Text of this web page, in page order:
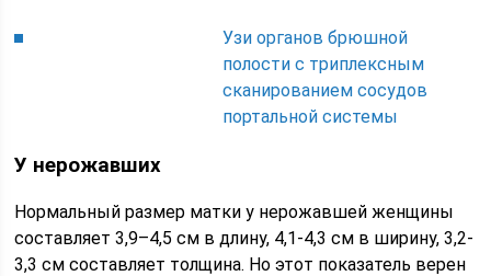
Узи органов брюшной
полости с триплексным
сканированием сосудов
портальной системы
У нерожавших
Нормальный размер матки у нерожавшей женщины
составляет 3,9–4,5 см в длину, 4,1-4,3 см в ширину, 3,2-
3,3 см составляет толщина. Но этот показатель верен